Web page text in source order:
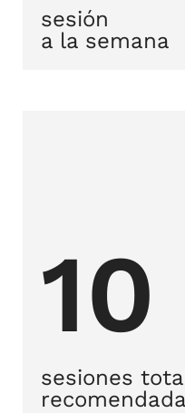
sesión
a la semana
10
sesiones